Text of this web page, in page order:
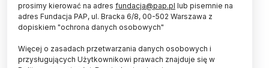
Semaglutyd to lek z grupy analogów GLP-1,
stosowany w leczeniu cukrzycy typu 2 oraz
przewlekłej otyłości. Działa poprzez naśladowanie
naturalnego hormonu, który stymuluje wydzielanie
prosimy kierować na adres fundacja@pap.pl lub pisemnie na
adres Fundacja PAP, ul. Bracka 6/8, 00-502 Warszawa z
dopiskiem "ochrona danych osobowych"
Więcej o zasadach przetwarzania danych osobowych i
przysługujących Użytkownikowi prawach znajduje się w